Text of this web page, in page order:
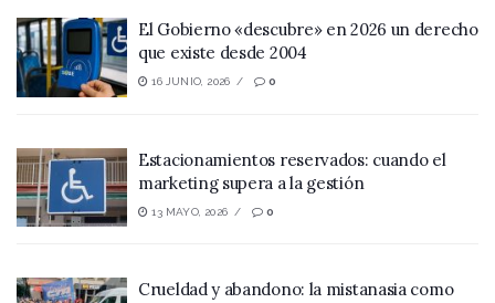
El Gobierno «descubre» en 2026 un derecho
que existe desde 2004
16 JUNIO, 2026 0
Estacionamientos reservados: cuando el
marketing supera a la gestión
13 MAYO, 2026 0
Crueldad y abandono: la mistanasia como